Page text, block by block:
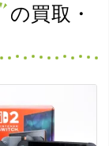
の買取・